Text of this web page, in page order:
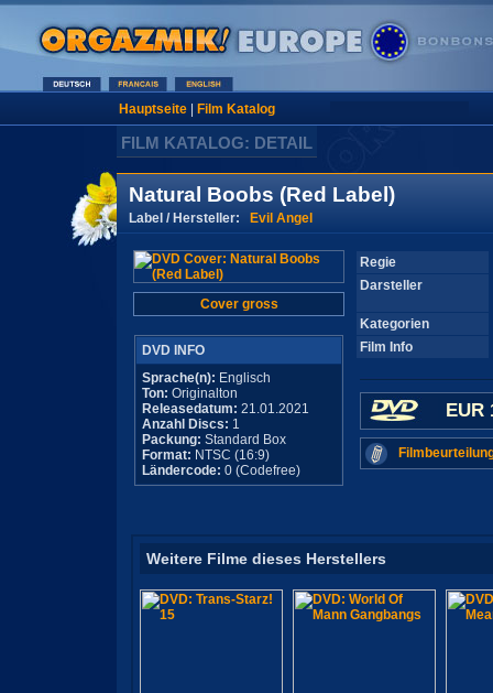
Hauptseite| Film Katalog
FILM KATALOG: DETAIL
Natural Boobs (Red Label)
Label / Hersteller: Evil Angel
Cover gross
DVD INFO
Sprache(n): Englisch
Ton: Originalton
Releasedatum: 21.01.2021
Anzahl Discs: 1
Packung: Standard Box
Format: NTSC (16:9)
Ländercode: 0 (Codefree)
Regie
Darsteller
Kategorien
Film Info
EUR
Weitere Filme dieses Herstellers